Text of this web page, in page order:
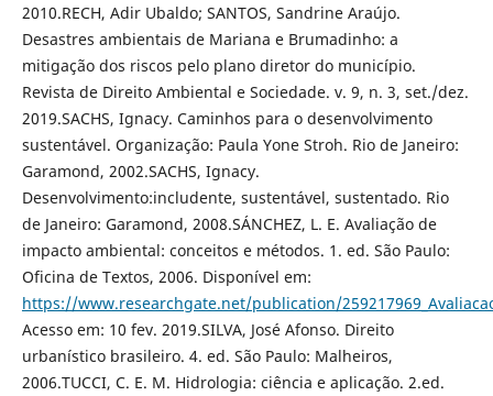
2010.RECH, Adir Ubaldo; SANTOS, Sandrine Araújo.
Desastres ambientais de Mariana e Brumadinho: a
mitigação dos riscos pelo plano diretor do município.
Revista de Direito Ambiental e Sociedade. v. 9, n. 3, set./dez.
2019.SACHS, Ignacy. Caminhos para o desenvolvimento
sustentável. Organização: Paula Yone Stroh. Rio de Janeiro:
Garamond, 2002.SACHS, Ignacy.
Desenvolvimento:includente, sustentável, sustentado. Rio
de Janeiro: Garamond, 2008.SÁNCHEZ, L. E. Avaliação de
impacto ambiental: conceitos e métodos. 1. ed. São Paulo:
Oficina de Textos, 2006. Disponível em:
https://www.researchgate.net/publication/
Acesso em: 10 fev. 2019.SILVA, José Afonso. Direito
urbanístico brasileiro. 4. ed. São Paulo: Malheiros,
2006.TUCCI, C. E. M. Hidrologia: ciência e aplicação. 2.ed.